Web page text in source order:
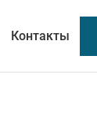
Контакты